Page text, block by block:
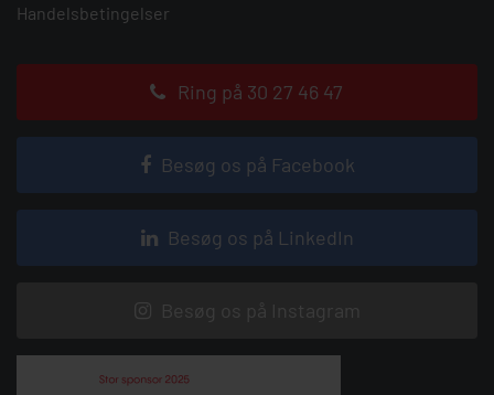
Handelsbetingelser
Ring på 30 27 46 47
Besøg os på Facebook
Besøg os på LinkedIn
Besøg os på Instagram